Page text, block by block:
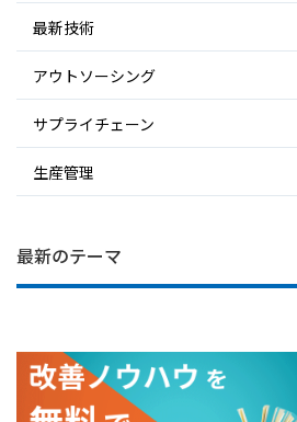
最新技術
アウトソーシング
サプライチェーン
生産管理
最新のテーマ
IT部門の困りごと… システム運用の裏側
基礎から解説～AIエージェント～
基礎から解説～物流アウトソーシング～